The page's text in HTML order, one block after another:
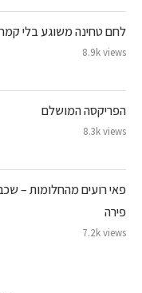
לחם טחינה משוגע בלי
8.9k views
הפריקסה המושלם
8.3k views
פאי רועים מהחלומות –
פירה
7.2k views